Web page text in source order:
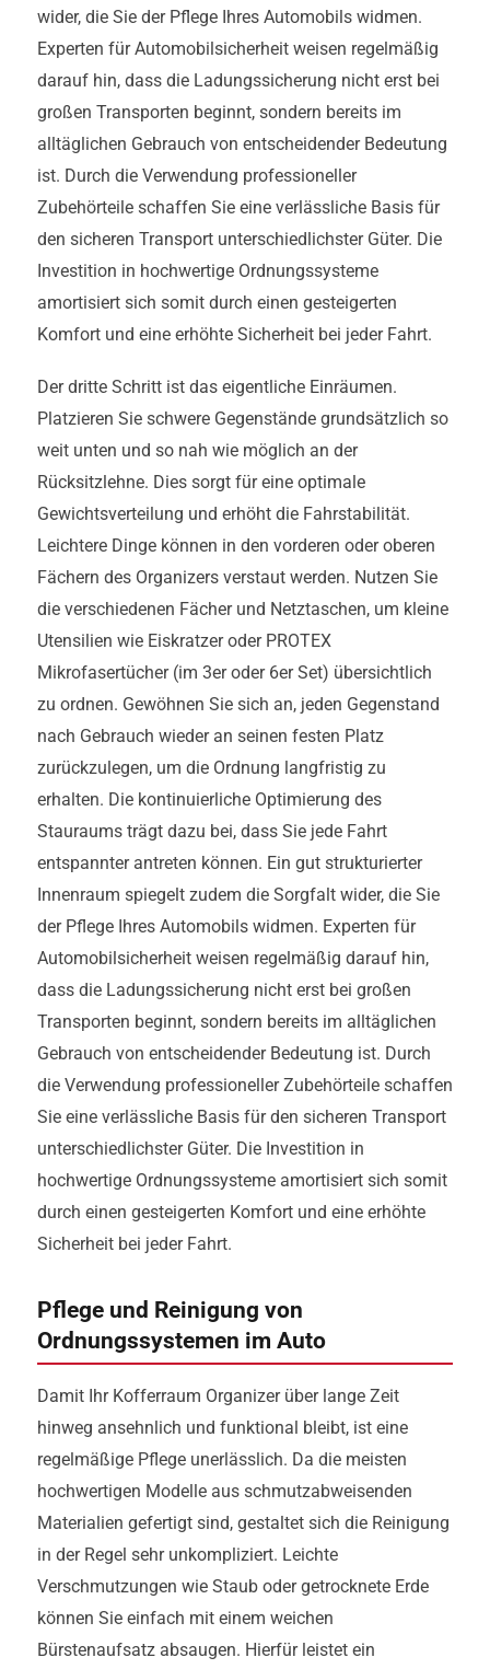
wider, die Sie der Pflege Ihres Automobils widmen.
Experten für Automobilsicherheit weisen regelmäßig
darauf hin, dass die Ladungssicherung nicht erst bei
großen Transporten beginnt, sondern bereits im
alltäglichen Gebrauch von entscheidender Bedeutung
ist. Durch die Verwendung professioneller
Zubehörteile schaffen Sie eine verlässliche Basis für
den sicheren Transport unterschiedlichster Güter. Die
Investition in hochwertige Ordnungssysteme
amortisiert sich somit durch einen gesteigerten
Komfort und eine erhöhte Sicherheit bei jeder Fahrt.
Der dritte Schritt ist das eigentliche Einräumen.
Platzieren Sie schwere Gegenstände grundsätzlich so
weit unten und so nah wie möglich an der
Rücksitzlehne. Dies sorgt für eine optimale
Gewichtsverteilung und erhöht die Fahrstabilität.
Leichtere Dinge können in den vorderen oder oberen
Fächern des Organizers verstaut werden. Nutzen Sie
die verschiedenen Fächer und Netztaschen, um kleine
Utensilien wie Eiskratzer oder PROTEX
Mikrofasertücher (im 3er oder 6er Set) übersichtlich
zu ordnen. Gewöhnen Sie sich an, jeden Gegenstand
nach Gebrauch wieder an seinen festen Platz
zurückzulegen, um die Ordnung langfristig zu
erhalten. Die kontinuierliche Optimierung des
Stauraums trägt dazu bei, dass Sie jede Fahrt
entspannter antreten können. Ein gut strukturierter
Innenraum spiegelt zudem die Sorgfalt wider, die Sie
der Pflege Ihres Automobils widmen. Experten für
Automobilsicherheit weisen regelmäßig darauf hin,
dass die Ladungssicherung nicht erst bei großen
Transporten beginnt, sondern bereits im alltäglichen
Gebrauch von entscheidender Bedeutung ist. Durch
die Verwendung professioneller Zubehörteile schaffen
Sie eine verlässliche Basis für den sicheren Transport
unterschiedlichster Güter. Die Investition in
hochwertige Ordnungssysteme amortisiert sich somit
durch einen gesteigerten Komfort und eine erhöhte
Sicherheit bei jeder Fahrt.
Pflege und Reinigung von
Ordnungssystemen im Auto
Damit Ihr Kofferraum Organizer über lange Zeit
hinweg ansehnlich und funktional bleibt, ist eine
regelmäßige Pflege unerlässlich. Da die meisten
hochwertigen Modelle aus schmutzabweisenden
Materialien gefertigt sind, gestaltet sich die Reinigung
in der Regel sehr unkompliziert. Leichte
Verschmutzungen wie Staub oder getrocknete Erde
können Sie einfach mit einem weichen
Bürstenaufsatz absaugen. Hierfür leistet ein